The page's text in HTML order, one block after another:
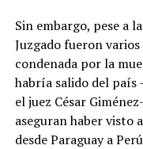
Sin embargo, pese a
Juzgado fueron
condenada por la
habría salido del país
el juez César
aseguran haber visto
desde Paraguay a